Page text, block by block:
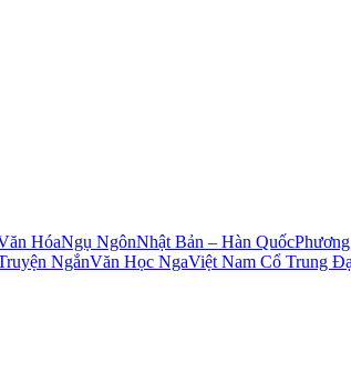
HóaNgụ NgônNhật Bản – Hàn Quốc
NgắnVăn Học NgaViệt Nam Cổ Trung